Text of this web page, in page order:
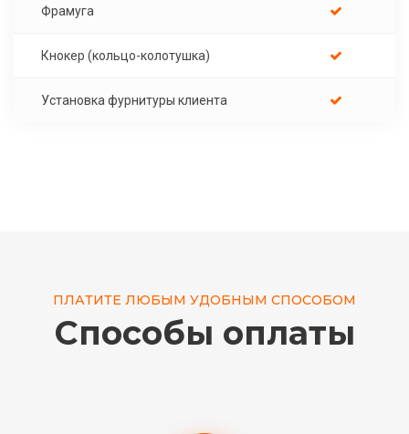
Фрамуга
Кнокер (кольцо-колотушка)
Установка фурнитуры клиента
ПЛАТИТЕ ЛЮБЫМ УДОБНЫМ СПОСОБОМ
Способы оплаты